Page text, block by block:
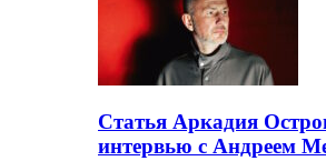
Статья Аркадия
интервью с Андреем